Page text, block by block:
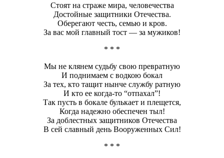
Стоят на страже мира, человечества
Достойные защитники Отечества.
Оберегают честь, семью и кров.
За вас мой главный тост — за мужиков!
* * *
Мы не клянем судьбу свою превратную
И поднимаем с водкою бокал
За тех, кто тащит нынче службу ратную
И кто ее когда-то “отпахал”!
Так пусть в бокале булькает и плещется,
Когда надежно обеспечен тыл!
За доблестных защитников Отечества
В сей славный день Вооруженных Сил!
* * *